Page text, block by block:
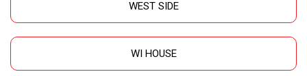
WEST SIDE
WI HOUSE